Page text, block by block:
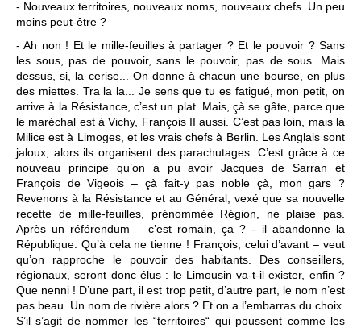
- Nouveaux territoires, nouveaux noms, nouveaux chefs. Un peu
moins peut-être ?
- Ah non ! Et le mille-feuilles à partager ? Et le pouvoir ? Sans
les sous, pas de pouvoir, sans le pouvoir, pas de sous. Mais
dessus, si, la cerise... On donne à chacun une bourse, en plus
des miettes. Tra la la... Je sens que tu es fatigué, mon petit, on
arrive à la Résistance, c’est un plat. Mais, çà se gâte, parce que
le maréchal est à Vichy, François II aussi. C’est pas loin, mais la
Milice est à Limoges, et les vrais chefs à Berlin. Les Anglais sont
jaloux, alors ils organisent des parachutages. C’est grâce à ce
nouveau principe qu’on a pu avoir Jacques de Sarran et
François de Vigeois – çà fait-y pas noble çà, mon gars ?
Revenons à la Résistance et au Général, vexé que sa nouvelle
recette de mille-feuilles, prénommée Région, ne plaise pas.
Après un référendum – c’est romain, ça ? - il abandonne la
République. Qu’à cela ne tienne ! François, celui d’avant – veut
qu’on rapproche le pouvoir des habitants. Des conseillers,
régionaux, seront donc élus : le Limousin va-t-il exister, enfin ?
Que nenni ! D’une part, il est trop petit, d’autre part, le nom n’est
pas beau. Un nom de rivière alors ? Et on a l’embarras du choix.
S’il s’agit de nommer les “territoires“ qui poussent comme les